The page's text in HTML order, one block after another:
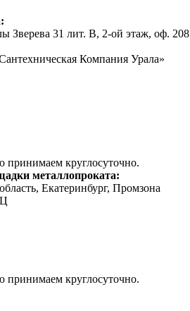
Зверева 31 лит. В, 2-ой этаж, оф. 208
Компания Урала»
принимаем круглосуточно.
металлопроката:
Екатеринбург, Промзона
принимаем круглосуточно.